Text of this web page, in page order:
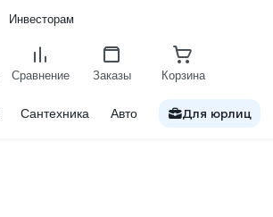
Инвесторам
Сравнение Заказы Корзина
Сантехника Авто Для юрлиц